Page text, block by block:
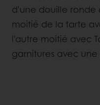
d'une douille ronde
moitié de la tarte
l'autre moitié avec
garnitures avec une